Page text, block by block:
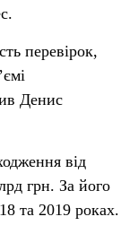
перевірок,
Денис
від
грн. За його
та 2019 роках.